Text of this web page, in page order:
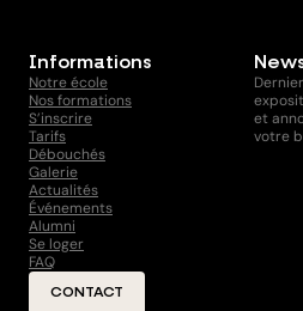
Informations
Notre école
Nos formations
S’inscrire
Tarifs
Débouchés
Galerie
Actualités
Événements
Alumni
Se loger
FAQ
CONTACT
et
votre